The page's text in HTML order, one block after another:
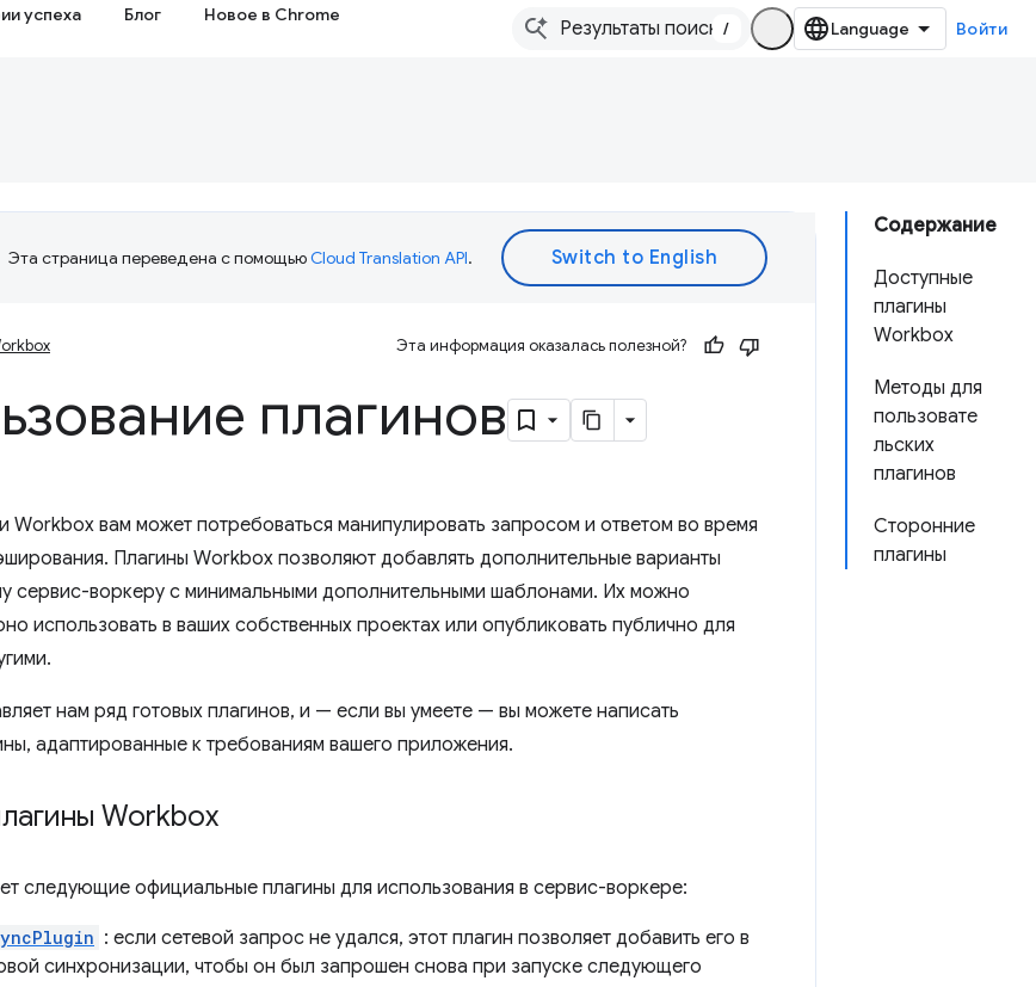
успеха Блог Новое в Chrome
/ Войти
Содержание
Доступные
плагины
Workbox
Методы для
пользовате
льских
плагинов
Сторонние
плагины
Эта страница переведена с помощьюCloud Translation API.
Эта информация оказалась полезной?
плагинов
Workbox вам может потребоваться манипулировать запросом и ответом во время
Плагины Workbox позволяют добавлять дополнительные варианты
сервис-воркеру с минимальными дополнительными шаблонами. Их можно
использовать в ваших собственных проектах или опубликовать публично для
нам ряд готовых плагинов, и — если вы умеете — вы можете написать
адаптированные к требованиям вашего приложения.
Workbox
следующие официальные плагины для использования в сервис-воркере:
: если сетевой запрос не удался, этот плагин позволяет добавить его в
синхронизации, чтобы он был запрошен снова при запуске следующего